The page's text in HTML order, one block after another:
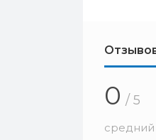
0 / 5
средний